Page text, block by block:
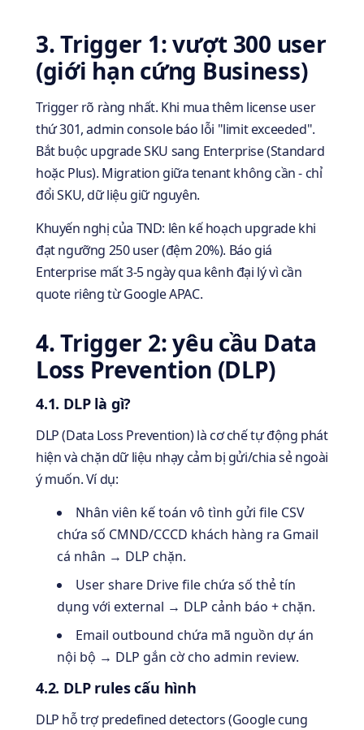
3. Trigger 1: vượt 300 user
(giới hạn cứng Business)
Trigger rõ ràng nhất. Khi mua thêm license user
thứ 301, admin console báo lỗi "limit exceeded".
Bắt buộc upgrade SKU sang Enterprise (Standard
hoặc Plus). Migration giữa tenant không cần - chỉ
đổi SKU, dữ liệu giữ nguyên.
Khuyến nghị của TND: lên kế hoạch upgrade khi
đạt ngưỡng 250 user (đệm 20%). Báo giá
Enterprise mất 3-5 ngày qua kênh đại lý vì cần
quote riêng từ Google APAC.
4. Trigger 2: yêu cầu Data
Loss Prevention (DLP)
4.1. DLP là gì?
DLP (Data Loss Prevention) là cơ chế tự động phát
hiện và chặn dữ liệu nhạy cảm bị gửi/chia sẻ ngoài
ý muốn. Ví dụ:
Nhân viên kế toán vô tình gửi file CSV
chứa số CMND/CCCD khách hàng ra Gmail
cá nhân → DLP chặn.
User share Drive file chứa số thẻ tín
dụng với external → DLP cảnh báo + chặn.
Email outbound chứa mã nguồn dự án
nội bộ → DLP gắn cờ cho admin review.
4.2. DLP rules cấu hình
DLP hỗ trợ predefined detectors (Google cung